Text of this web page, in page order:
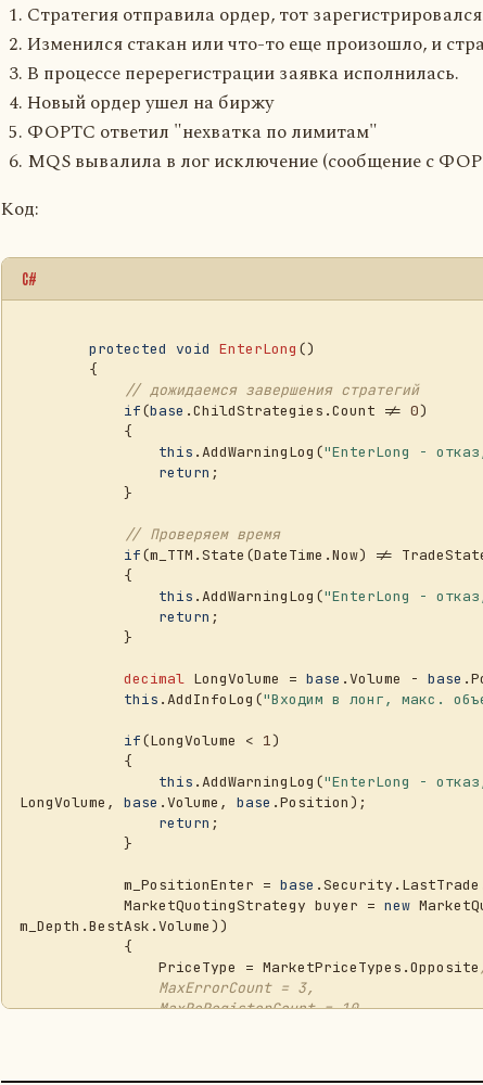
Стратегия отправила ордер, тот
Изменился стакан или что-то еще произошло, и
В процессе перерегистрации заявка исполнилась.
Новый ордер ушел на биржу
ФОРТС ответил "нехватка по лимитам"
MQS вывалила в лог исключение (сообщение с
Код:
C#
protected void EnterLong ()
// дожидаемся завершения стратегий
if(base .ChildStrategies.Count != 0)
this .AddWarningLog("EnterLong -
return ;
// Проверяем время
if(m_TTM.State(DateTime.Now) !=
this .AddWarningLog("EnterLong -
return ;
decimal LongVolume = base .Volume - base
this .AddInfoLog("Входим в лонг, макс.
if(LongVolume < 1)
this .AddWarningLog("EnterLong -
LongVolume, base .Volume, base .Position);
return ;
            m_PositionEnter =
base
            MarketQuotingStrategy buyer =
new
m_Depth.BestAsk.Volume))
                PriceType = MarketPriceTypes.Opposite
                MaxReRegisterCount = 10,